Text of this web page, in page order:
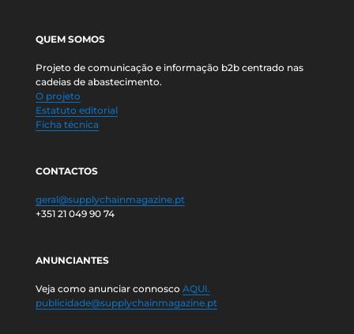
QUEM SOMOS
Projeto de comunicação e informação b2b centrado nas
cadeias de abastecimento.
O projeto
Estatuto editorial
Ficha técnica
CONTACTOS
geral@supplychainmagazine.pt
+351 21 049 90 74
ANUNCIANTES
Veja como anunciar connosco AQUI.
publicidade@supplychainmagazine.pt